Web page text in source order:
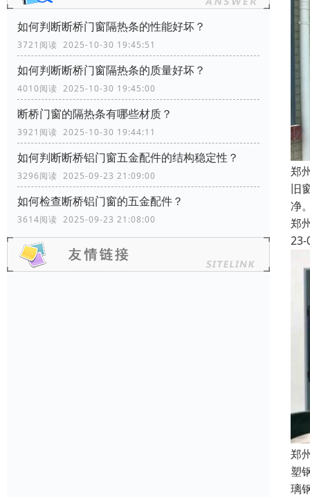
如何判断断桥门窗隔热条的性能好坏？
3721阅读 2025-10-30 19:45:51
如何判断断桥门窗隔热条的质量好坏？
4010阅读 2025-10-30 19:45:00
断桥门窗的隔热条有哪些材质？
3921阅读 2025-10-30 19:44:11
如何判断断桥铝门窗五金配件的结构稳定性？
3296阅读 2025-09-23 21:09:00
如何检查断桥铝门窗的五金配件？
3614阅读 2025-09-23 21:08:00
郑
旧
净
郑
23-
郑
塑
璃